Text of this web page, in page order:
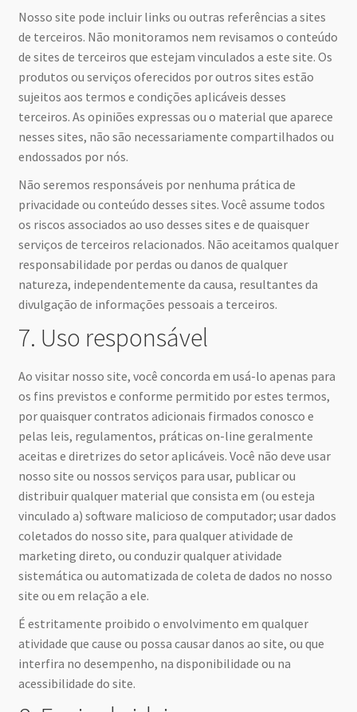
Nosso site pode incluir links ou outras referências a sites
de terceiros. Não monitoramos nem revisamos o conteúdo
de sites de terceiros que estejam vinculados a este site. Os
produtos ou serviços oferecidos por outros sites estão
sujeitos aos termos e condições aplicáveis desses
terceiros. As opiniões expressas ou o material que aparece
nesses sites, não são necessariamente compartilhados ou
endossados por nós.
Não seremos responsáveis por nenhuma prática de
privacidade ou conteúdo desses sites. Você assume todos
os riscos associados ao uso desses sites e de quaisquer
serviços de terceiros relacionados. Não aceitamos qualquer
responsabilidade por perdas ou danos de qualquer
natureza, independentemente da causa, resultantes da
divulgação de informações pessoais a terceiros.
7. Uso responsável
Ao visitar nosso site, você concorda em usá-lo apenas para
os fins previstos e conforme permitido por estes termos,
por quaisquer contratos adicionais firmados conosco e
pelas leis, regulamentos, práticas on-line geralmente
aceitas e diretrizes do setor aplicáveis. Você não deve usar
nosso site ou nossos serviços para usar, publicar ou
distribuir qualquer material que consista em (ou esteja
vinculado a) software malicioso de computador; usar dados
coletados do nosso site, para qualquer atividade de
marketing direto, ou conduzir qualquer atividade
sistemática ou automatizada de coleta de dados no nosso
site ou em relação a ele.
É estritamente proibido o envolvimento em qualquer
atividade que cause ou possa causar danos ao site, ou que
interfira no desempenho, na disponibilidade ou na
acessibilidade do site.